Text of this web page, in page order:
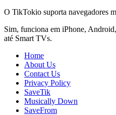
O TikTokio suporta navegadores
Sim, funciona em iPhone,
até Smart TVs.
Home
About Us
Contact Us
Privacy Policy
SaveTik
Musically Down
SaveFrom